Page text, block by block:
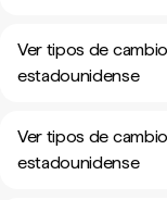
Ver tipos de
estadounidense
Ver tipos de
estadounidense